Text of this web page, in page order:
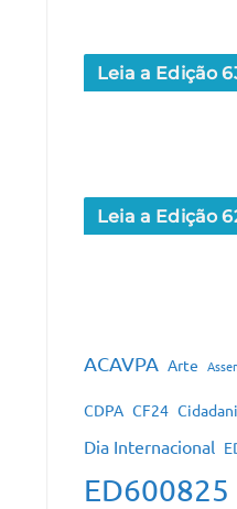
Leia a Edição
Leia a Edição
ACAVPA Arte
CDPA CF24
Dia Internacional
ED600825